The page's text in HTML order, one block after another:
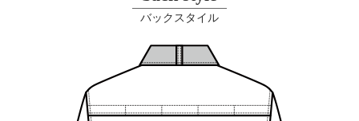
プライバシーポリシーを確認しました。
バックスタイル